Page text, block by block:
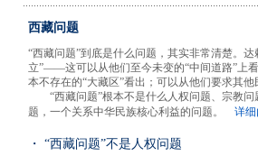
西藏问题
“西藏问题”到底是什么问题，其实非常清楚。
立”——这可以从他们至今未变的“中间道路”上
本不存在的“大藏区”看出；可以从他们要求其他
“西藏问题”根本不是什么人权问题、宗教问
题，一个关系中华民族核心利益的问题。
详细
・ “西藏问题”不是人权问题